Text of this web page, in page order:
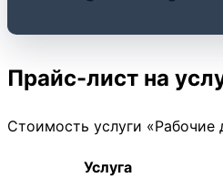
Прайс-лист на
Стоимость услуги «Рабочие
Услуга